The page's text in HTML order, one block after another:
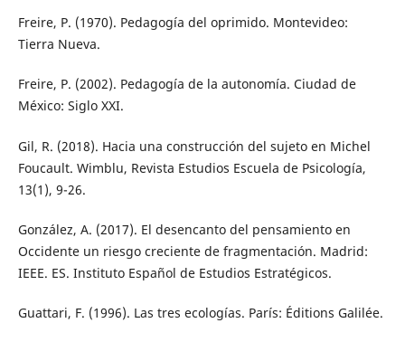
Freire, P. (1970). Pedagogía del oprimido. Montevideo:
Tierra Nueva.
Freire, P. (2002). Pedagogía de la autonomía. Ciudad de
México: Siglo XXI.
Gil, R. (2018). Hacia una construcción del sujeto en Michel
Foucault. Wimblu, Revista Estudios Escuela de Psicología,
13(1), 9-26.
González, A. (2017). El desencanto del pensamiento en
Occidente un riesgo creciente de fragmentación. Madrid:
IEEE. ES. Instituto Español de Estudios Estratégicos.
Guattari, F. (1996). Las tres ecologías. París: Éditions Galilée.